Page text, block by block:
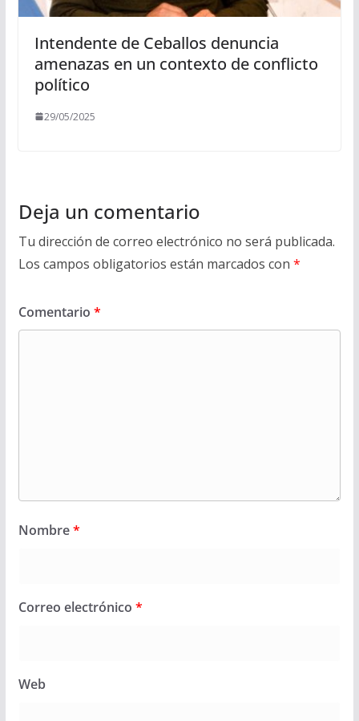
Intendente de Ceballos denuncia
amenazas en un contexto de conflicto
político
29/05/2025
Deja un comentario
Tu dirección de correo electrónico no será publicada.
Los campos obligatorios están marcados con *
Comentario *
Nombre*
Correo electrónico *
Web